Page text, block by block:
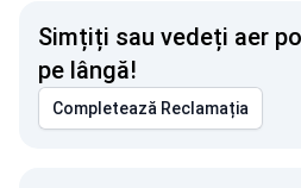
Simțiți sau vedeți aer
pe lângă!
Completează Reclamația